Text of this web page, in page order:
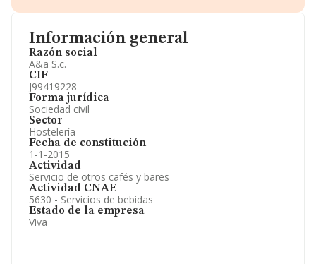
Información general
Razón social
A&a S.c.
CIF
J99419228
Forma jurídica
Sociedad civil
Sector
Hostelería
Fecha de constitución
1-1-2015
Actividad
Servicio de otros cafés y bares
Actividad CNAE
5630 - Servicios de bebidas
Estado de la empresa
Viva
Información oficial y registral complementaria.